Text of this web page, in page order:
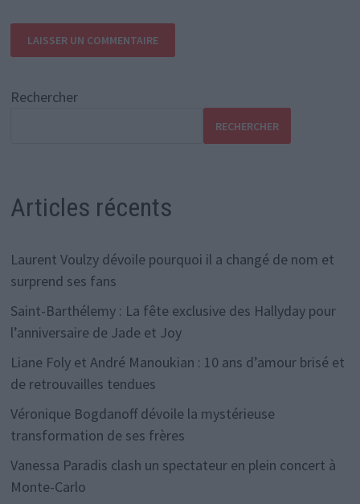
Rechercher
RECHERCHER
Articles récents
Laurent Voulzy dévoile pourquoi il a changé de nom et
surprend ses fans
Saint-Barthélemy : La fête exclusive des Hallyday pour
l’anniversaire de Jade et Joy
Liane Foly et André Manoukian : 10 ans d’amour brisé et
de retrouvailles tendues
Véronique Bogdanoff dévoile la mystérieuse
transformation de ses frères
Vanessa Paradis clash un spectateur en plein concert à
Monte-Carlo